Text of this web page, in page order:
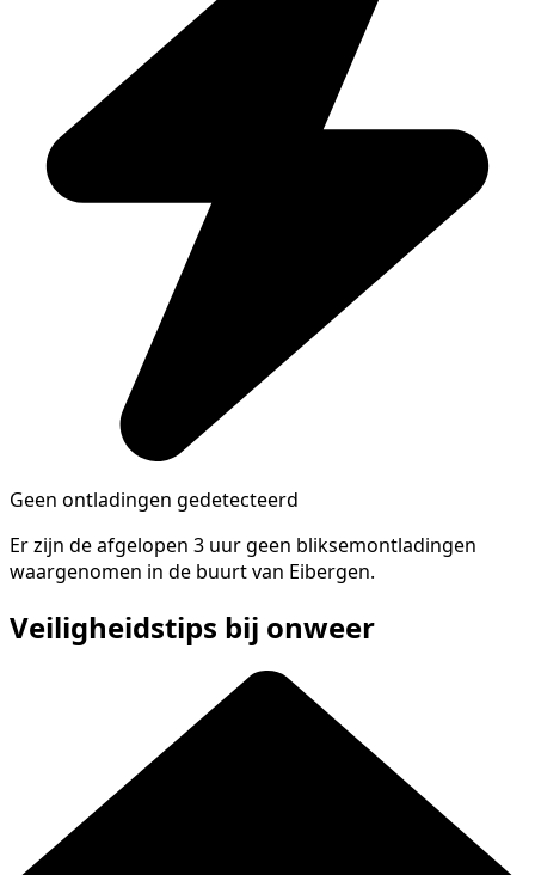
Geen ontladingen gedetecteerd
Er zijn de afgelopen 3 uur geen bliksemontladingen
waargenomen in de buurt van Eibergen.
Veiligheidstips bij onweer